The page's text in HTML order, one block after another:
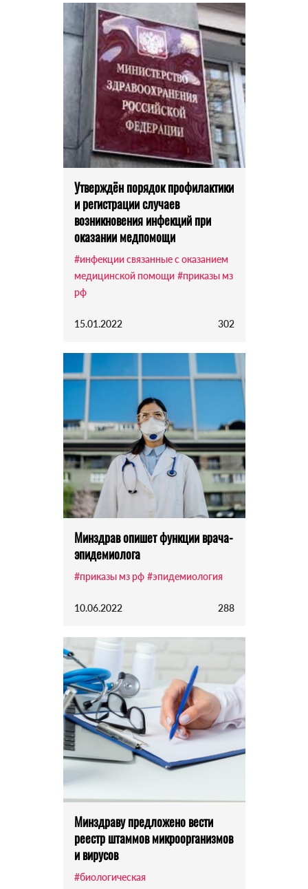
Утверждён порядок профилактики
и регистрации случаев
возникновения инфекций при
оказании медпомощи
#инфекции связанные с оказанием
медицинской помощи #приказы мз
рф
15.01.2022 302
Минздрав опишет функции врача-
эпидемиолога
#приказы мз рф #эпидемиология
10.06.2022 288
Минздраву предложено вести
реестр штаммов микроорганизмов
и вирусов
#биологическая